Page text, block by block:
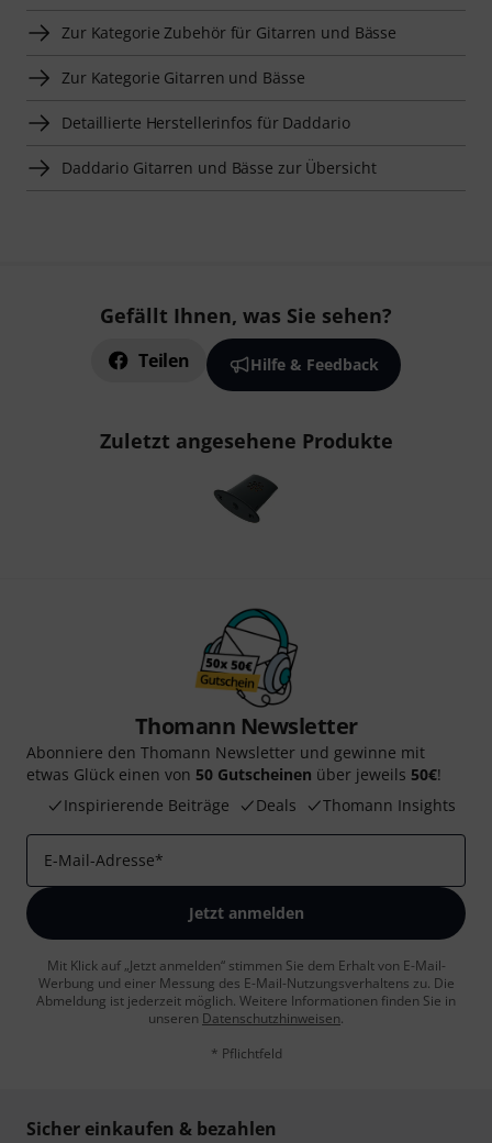
Zur Kategorie Zubehör für Gitarren und Bässe
Zur Kategorie Gitarren und Bässe
Detaillierte Herstellerinfos für Daddario
Daddario Gitarren und Bässe zur Übersicht
Gefällt Ihnen, was Sie sehen?
Teilen Hilfe & Feedback
Zuletzt angesehene Produkte
Thomann Newsletter
Abonniere den Thomann Newsletter und gewinne mit
etwas Glück einen von 50 Gutscheinen über jeweils 50€!
Inspirierende Beiträge
Deals Thomann Insights
E-Mail-Adresse*
Jetzt anmelden
Mit Klick auf „Jetzt anmelden“ stimmen Sie dem Erhalt von E-Mail-
Werbung und einer Messung des E-Mail-Nutzungsverhaltens zu. Die
Abmeldung ist jederzeit möglich. Weitere Informationen finden Sie in
unseren Datenschutzhinweisen.
* Pflichtfeld
Sicher einkaufen & bezahlen